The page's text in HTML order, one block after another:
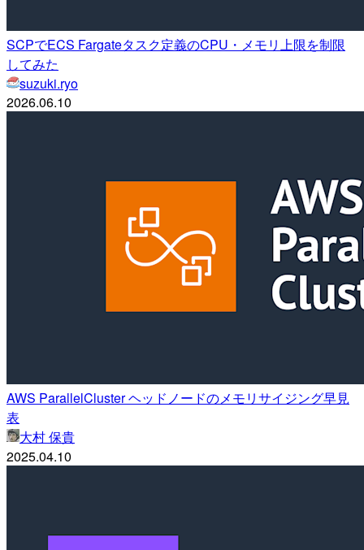
SCPでECS Fargateタスク定義のCPU・メモリ上限を制限
してみた
suzuki.ryo
2026.06.10
AWS ParallelCluster ヘッドノードのメモリサイジング早見
表
大村 保貴
2025.04.10